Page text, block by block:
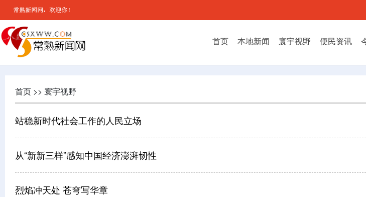
首页 本地新闻 寰宇视野 便民资讯
首页 >> 寰宇视野
站稳新时代社会工作的人民立场
从“新新三样”感知中国经济澎湃韧性
烈焰冲天处 苍穹写华章